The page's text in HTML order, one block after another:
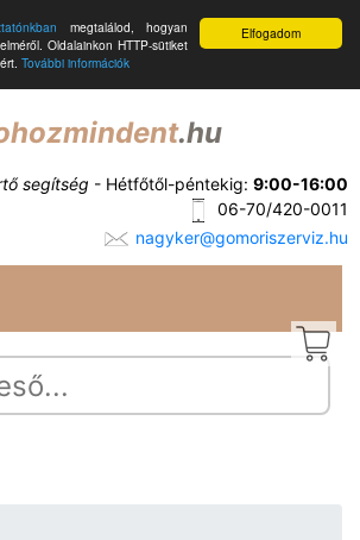
Elfogadom
megtalálod, hogyan
Oldalainkon HTTP-sütiket
További információk
.hu
segítség - Hétfőtől-péntekig: 9:00-16:00
06-70/420-0011
nagyker@gomoriszerviz.hu